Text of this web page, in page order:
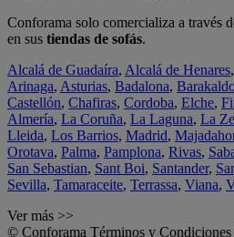
Conforama solo comercializa a través
en sus tiendas de sofás.
Alcalá de Guadaíra, Alcalá de Henares,
Arinaga, Asturias, Badalona,
Castellón, Chafiras, Cordoba, Elche,
Almería, La Coruña, La Laguna, La
Lleida, Los Barrios, Madrid,
Orotava, Palma, Pamplona, Rivas,
San Sebastian, Sant Boi, Santander,
Sevilla, Tamaraceite, Terrassa, Viana,
Ver más >>
© Conforama Términos y Condiciones